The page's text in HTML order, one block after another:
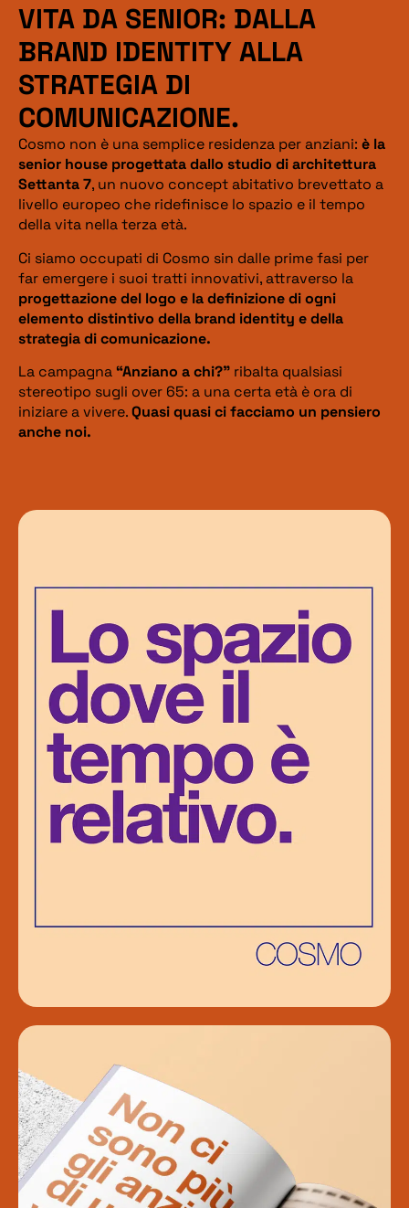
VITA DA SENIOR: DALLA
BRAND IDENTITY ALLA
STRATEGIA DI
COMUNICAZIONE.
Cosmo non è una semplice residenza per anziani: è la
senior house progettata dallo studio di architettura
Settanta 7, un nuovo concept abitativo brevettato a
livello europeo che ridefinisce lo spazio e il tempo
della vita nella terza età.
Ci siamo occupati di Cosmo sin dalle prime fasi per
far emergere i suoi tratti innovativi, attraverso la
progettazione del logo e la definizione di ogni
elemento distintivo della brand identity e della
strategia di comunicazione.
La campagna“Anziano a chi?” ribalta qualsiasi
stereotipo sugli over 65: a una certa età è ora di
iniziare a vivere.Quasi quasi ci facciamo un pensiero
anche noi.